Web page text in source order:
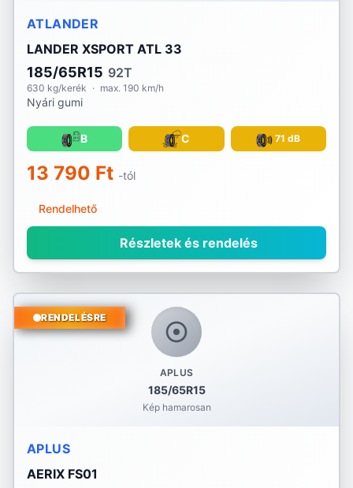
ATLANDER
LANDER XSPORT ATL 33
185/65R15 92T
630 kg/kerék · max. 190 km/h
Nyári gumi
B C 71 dB
13 790 Ft -tól
Rendelhető
Részletek és rendelés
APLUS
185/65R15
Kép hamarosan
RENDELÉSRE
APLUS
AERIX FS01